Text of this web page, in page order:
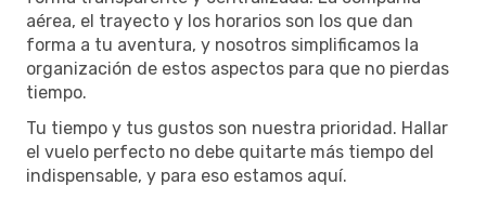
aérea, el trayecto y los horarios son los que dan
forma a tu aventura, y nosotros simplificamos la
organización de estos aspectos para que no pierdas
tiempo.
Tu tiempo y tus gustos son nuestra prioridad. Hallar
el vuelo perfecto no debe quitarte más tiempo del
indispensable, y para eso estamos aquí.